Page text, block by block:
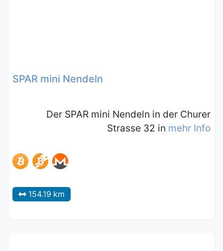
SPAR mini Nendeln
Der SPAR mini Nendeln in der Churer
Strasse 32 in mehr Info
154.19 km